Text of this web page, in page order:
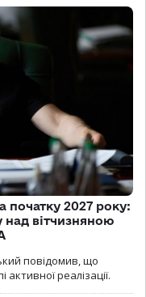
початку 2027 року:
над вітчизняною
повідомив, що
реалізації.